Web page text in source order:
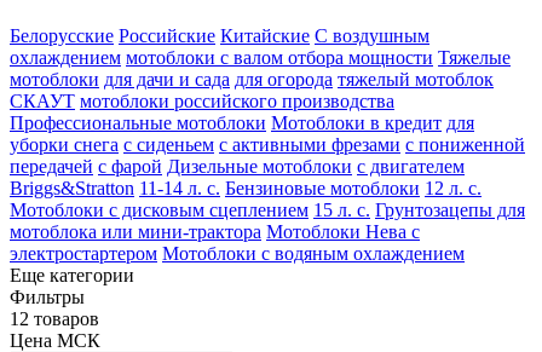
Белорусские Российские Китайские С воздушным
охлаждением мотоблоки с валом отбора мощности Тяжелые
мотоблоки для дачи и сада для огорода тяжелый мотоблок
СКАУТ мотоблоки российского производства
Профессиональные мотоблоки Мотоблоки в кредит для
уборки снега с сиденьем с активными фрезами с пониженной
передачей с фарой Дизельные мотоблоки с двигателем
Briggs&Stratton 11-14 л. с. Бензиновые мотоблоки 12 л. с.
Мотоблоки с дисковым сцеплением 15 л. с. Грунтозацепы для
мотоблока или мини-трактора Мотоблоки Нева с
электростартером Мотоблоки с водяным охлаждением
Еще категории
Фильтры
12 товаров
Цена МСК